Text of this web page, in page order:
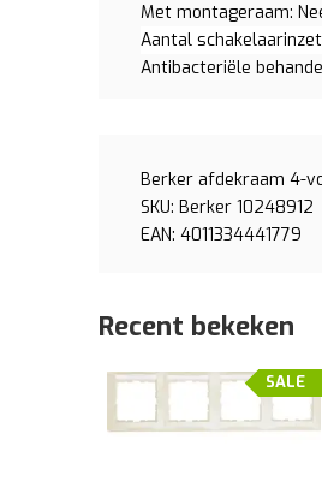
Met montageraam:
Aantal
Antibacteriële
Berker afdekraam 4-
SKU: Berker 10248912
EAN: 4011334441779
Recent bekeken
SALE